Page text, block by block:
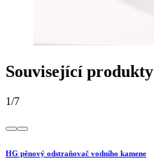
Související produkty
1/7
HG pěnový odstraňovač vodního kamene